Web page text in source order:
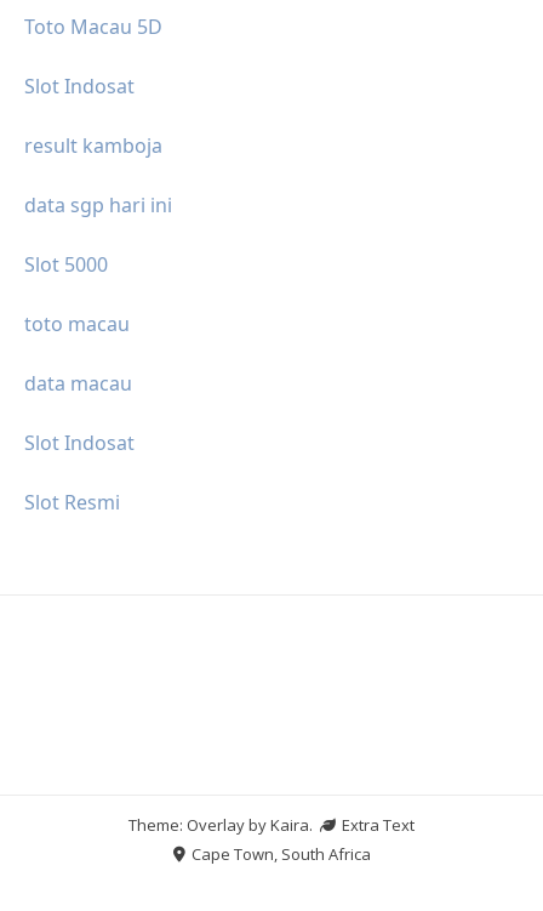
Toto Macau 5D
Slot Indosat
result kamboja
data sgp hari ini
Slot 5000
toto macau
data macau
Slot Indosat
Slot Resmi
Theme: Overlay byKaira.
Extra Text
Cape Town, South Africa